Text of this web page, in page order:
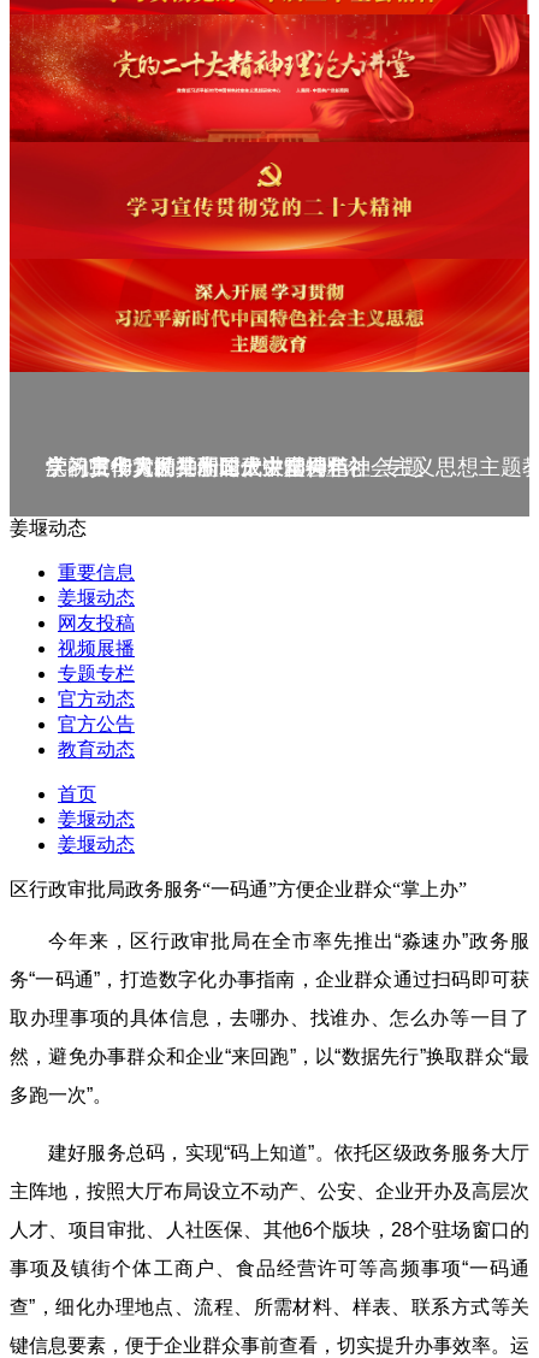
庆祝中华人民共和国成立75周年
学习贯彻党的二十届三中全会精神_专题
党的二十大精神理论大讲堂--理论
学习宣传贯彻党的二十大精神
学习贯彻习近平新时代中国特色社会主义思想主题
姜堰动态
重要信息
姜堰动态
网友投稿
视频展播
专题专栏
官方动态
官方公告
教育动态
首页
姜堰动态
姜堰动态
区行政审批局政务服务“一码通”方便企业群众“掌上办”
今年来，区行政审批局在全市率先推出“淼速办”政务服
务“一码通”，打造数字化办事指南，企业群众通过扫码即可获
取办理事项的具体信息，去哪办、找谁办、怎么办等一目了
然，避免办事群众和企业“来回跑”，以“数据先行”换取群众“最
多跑一次”。
建好服务总码，实现“码上知道”。依托区级政务服务大厅
主阵地，按照大厅布局设立不动产、公安、企业开办及高层次
人才、项目审批、人社医保、其他6个版块，28个驻场窗口的
事项及镇街个体工商户、食品经营许可等高频事项“一码通
查”，细化办理地点、流程、所需材料、样表、联系方式等关
键信息要素，便于企业群众事前查看，切实提升办事效率。运